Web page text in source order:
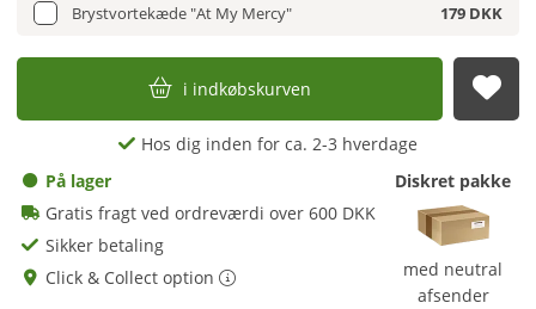
Brystvortekæde "At My Mercy" 179 DKK
i indkøbskurven
Hos dig inden for ca. 2-3 hverdage
På lager
Gratis fragt ved ordreværdi over 600 DKK
Sikker betaling
Click & Collect option
Diskret pakke
med neutral
afsender